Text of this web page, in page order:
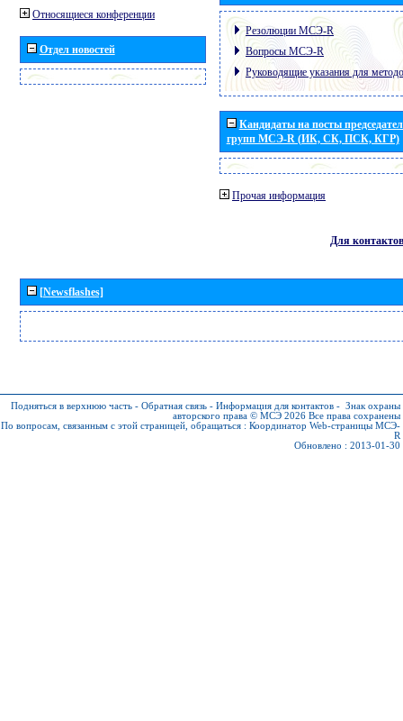
Относящиеся конференции
Отдел новостей
Резолюции МСЭ-R
Вопросы МСЭ-R
Руководящие указания для
Кандидаты на посты
групп МСЭ-R (ИК, СК, ПСК, КГР)
Прочая информация
Для контактов
[Newsflashes]
Подняться в верхнюю часть - Обратная связь - Информация для контактов - Знак охраны
авторского права © МСЭ 2026 Все права сохранены
По вопросам, связанным с этой страницей, обращаться : Координатор Web-страницы МСЭ-
R
Обновлено : 2013-01-30